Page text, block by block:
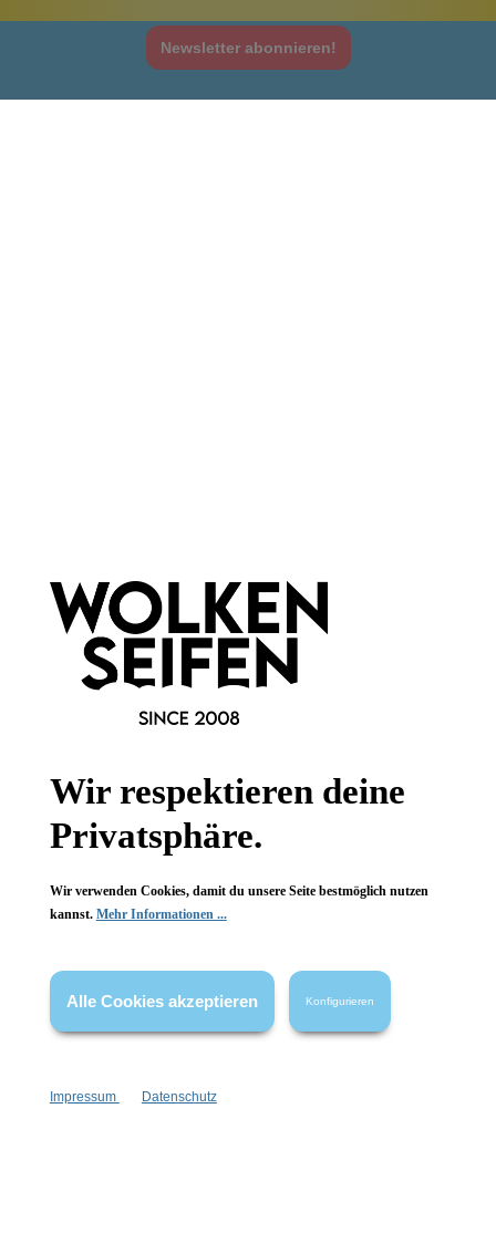
Newsletter abonnieren!
wenn nicht anders angegeben.
Wir respektieren deine
Privatsphäre.
Wir verwenden Cookies, damit du unsere Seite bestmöglich nutzen
kannst. Mehr Informationen ...
Alle Cookies akzeptieren Konfigurieren
Impressum Datenschutz